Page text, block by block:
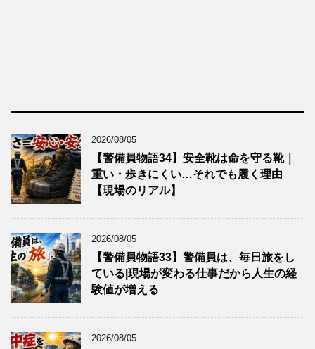
2026/08/05
【警備員物語34】安全靴は命を守る靴｜
重い・歩きにくい…それでも履く理由
【現場のリアル】
2026/08/05
【警備員物語33】警備員は、毎日旅をし
ている|現場が変わる仕事だから人生の経
験値が増える
2026/08/05